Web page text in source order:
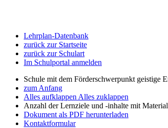
Lehrplan-Datenbank
zurück zur Startseite
zurück zur Schulart
Im Schulportal anmelden
Schule mit dem Förderschwerpunkt geistige
zum Anfang
Alles aufklappen Alles zuklappen
Anzahl der Lernziele und -inhalte mit
Dokument als PDF herunterladen
Kontaktformular